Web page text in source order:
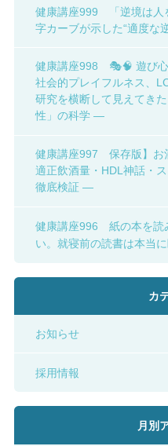
健康講座999 「逆境は人
字カーブが示した“適度な
健康講座998 🎭🧠 遊び
社会的プレイフルネス、
研究を横断して見えてき
性」の科学 ―
健康講座997 保存版】お
適正飲酒量・HDL神話・
徹底検証 ―
健康講座996 紙の本を読
い。就寝前の読書は本当
カ
お知らせ
採用情報
月別